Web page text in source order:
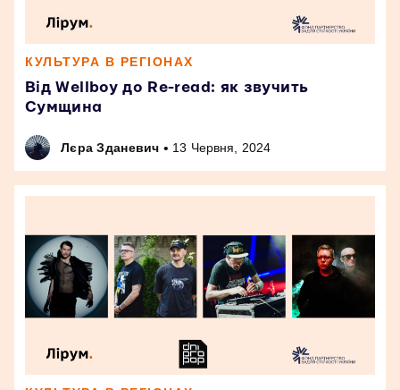
КУЛЬТУРА В РЕГІОНАХ
Від Wellboy до Re-read: як звучить
Сумщина
Лєра Зданевич • 13 Червня, 2024